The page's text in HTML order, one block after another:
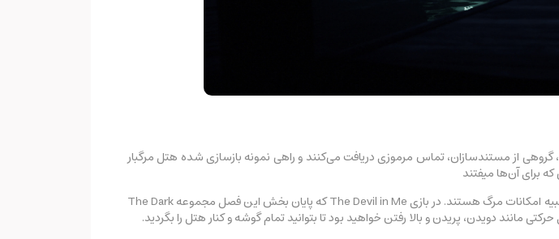
در بازی The Devil in Me، جدیدترین قسمت از مجموعه The Dark Pictures Anthology، گروهی از مستندسازان، تماس مرموزی دریافت می‌کنند و راهی نمونه بازسازی شده هتل مرگبار
در هتل HH Holmes، هیچ چیز آن‌گونه که به نظر می‌رسد نیست و امکانات رفاهی، بیشتر شبیه امکانات مرگ هستند. در بازی The Devil in Me که پایان بخش این فصل مجموعه The Dark